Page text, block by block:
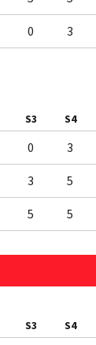
0 3
S3 S4
0 3
3 5
5 5
S3 S4